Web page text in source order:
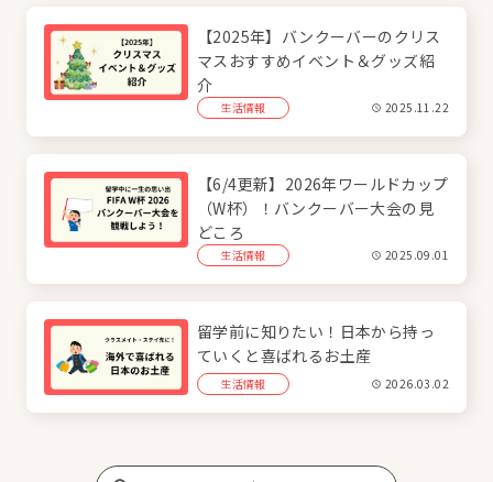
【2025年】バンクーバーのクリス
マスおすすめイベント＆グッズ紹
介
生活情報 2025.11.22
【6/4更新】2026年ワールドカップ
（W杯）！バンクーバー大会の見
どころ
生活情報 2025.09.01
留学前に知りたい！日本から持っ
ていくと喜ばれるお土産
生活情報 2026.03.02